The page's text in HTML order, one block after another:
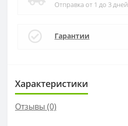
Отправка от 1 до 3 дней
Гарантии
Характеристики
Отзывы (0)